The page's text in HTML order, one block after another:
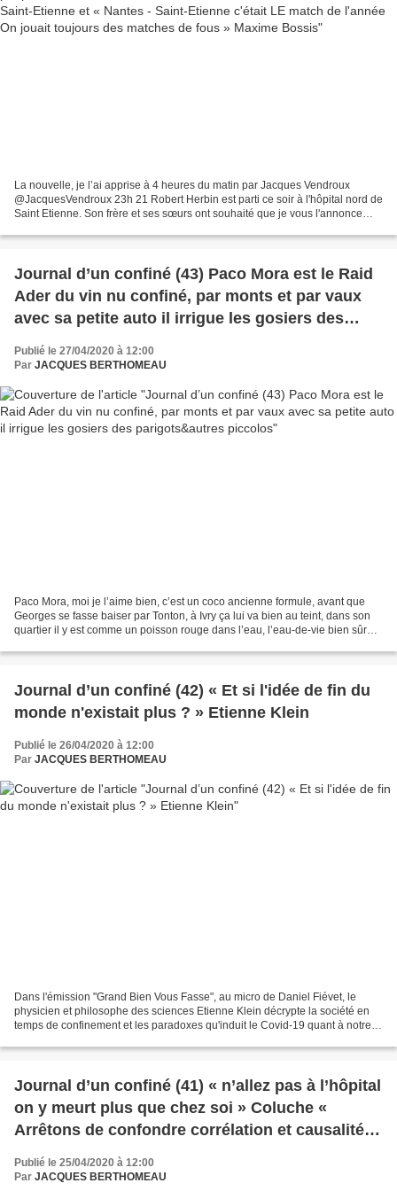
La nouvelle, je l’ai apprise à 4 heures du matin par Jacques Vendroux
@JacquesVendroux 23h 21 Robert Herbin est parti ce soir à l'hôpital nord de
Saint Etienne. Son frère et ses sœurs ont souhaité que je vous l'annonce
Journal d’un confiné (43) Paco Mora est le Raid
Ader du vin nu confiné, par monts et par vaux
avec sa petite auto il irrigue les gosiers des
Publié le 27/04/2020 à 12:00
Par JACQUES BERTHOMEAU
Paco Mora, moi je l’aime bien, c’est un coco ancienne formule, avant que
Georges se fasse baiser par Tonton, à Ivry ça lui va bien au teint, dans son
quartier il y est comme un poisson rouge dans l’eau, l’eau-de-vie bien sûr
Journal d’un confiné (42) « Et si l'idée de fin du
monde n'existait plus ? » Etienne Klein
Publié le 26/04/2020 à 12:00
Par JACQUES BERTHOMEAU
Dans l'émission "Grand Bien Vous Fasse", au micro de Daniel Fiévet, le
physicien et philosophe des sciences Etienne Klein décrypte la société en
temps de confinement et les paradoxes qu'induit le Covid-19 quant à notre
Journal d’un confiné (41) « n’allez pas à l’hôpital
on y meurt plus que chez soi » Coluche «
Arrêtons de confondre corrélation et causalité »
Publié le 25/04/2020 à 12:00
Par JACQUES BERTHOMEAU